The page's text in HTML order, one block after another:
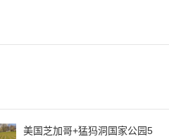
美国芝加哥+猛犸洞国家公园5